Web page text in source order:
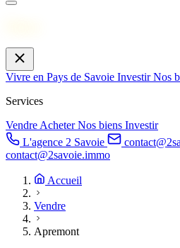
Vivre en Pays de Savoie InvestirNos
Services
VendreAcheterNos biens Investir
L'agence 2 Savoie
contact@2savoie.immo
Accueil
Vendre
Apremont